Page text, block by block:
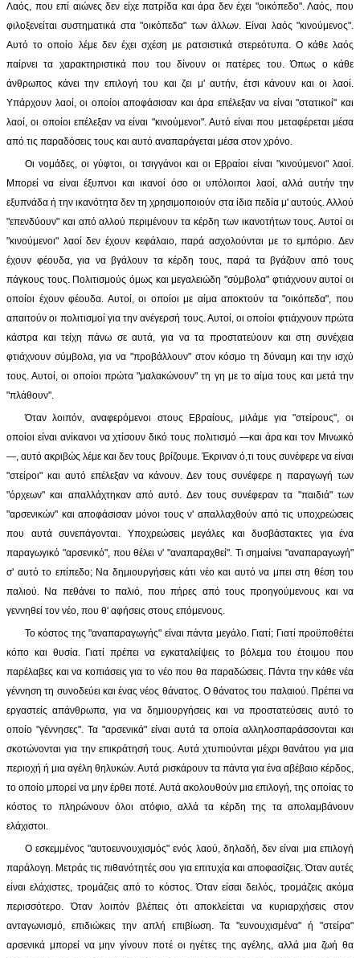
Λαός, που επί αιώνες δεν είχε πατρίδα και άρα δεν έχει "οικόπεδο". Λαός, που
φιλοξενείται συστηματικά στα "οικόπεδα" των άλλων. Είναι λαός "κινούμενος".
Αυτό το οποίο λέμε δεν έχει σχέση με ρατσιστικά στερεότυπα. Ο κάθε λαός
παίρνει τα χαρακτηριστικά που του δίνουν οι πατέρες του. Όπως ο κάθε
άνθρωπος κάνει την επιλογή του και ζει μ' αυτήν, έτσι κάνουν και οι λαοί.
Υπάρχουν λαοί, οι οποίοι αποφάσισαν και άρα επέλεξαν να είναι "στατικοί" και
λαοί, οι οποίοι επέλεξαν να είναι "κινούμενοι". Αυτό είναι που μεταφέρεται μέσα
από τις παραδόσεις τους και αυτό αναπαράγεται μέσα στον χρόνο.
Οι νομάδες, οι γύφτοι, οι τσιγγάνοι και οι Εβραίοι είναι "κινούμενοι" λαοί.
Μπορεί να είναι έξυπνοι και ικανοί όσο οι υπόλοιποι λαοί, αλλά αυτήν την
εξυπνάδα ή την ικανότητα δεν τη χρησιμοποιούν στα ίδια πεδία μ' αυτούς. Αλλού
"επενδύουν" και από αλλού περιμένουν τα κέρδη των ικανοτήτων τους. Αυτοί οι
"κινούμενοι" λαοί δεν έχουν κεφάλαιο, παρά ασχολούνται με το εμπόριο. Δεν
έχουν φέουδα, για να βγάλουν τα κέρδη τους, παρά τα βγάζουν από τους
πάγκους τους. Πολιτισμούς όμως και μεγαλειώδη "σύμβολα" φτιάχνουν αυτοί οι
οποίοι έχουν φέουδα. Αυτοί, οι οποίοι με αίμα αποκτούν τα "οικόπεδα", που
απαιτούν οι πολιτισμοί για την ανέγερσή τους. Αυτοί, οι οποίοι φτιάχνουν πρώτα
κάστρα και τείχη πάνω σε αυτά, για να τα προστατεύουν και στη συνέχεια
φτιάχνουν σύμβολα, για να "προβάλλουν" στον κόσμο τη δύναμη και την ισχύ
τους. Αυτοί, οι οποίοι πρώτα "μαλακώνουν" τη γη με το αίμα τους και μετά την
"πλάθουν".
Όταν λοιπόν, αναφερόμενοι στους Εβραίους, μιλάμε για "στείρους", οι
οποίοι είναι ανίκανοι να χτίσουν δικό τους πολιτισμό —και άρα και τον Μινωικό
—, αυτό ακριβώς λέμε και δεν τους βρίζουμε. Έκριναν ό,τι τους συνέφερε να είναι
"στείροι" και αυτό επέλεξαν να κάνουν. Δεν τους συνέφερε η παραγωγή των
"όρχεων" και απαλλάχτηκαν από αυτό. Δεν τους συνέφεραν τα "παιδιά" των
"αρσενικών" και αποφάσισαν μόνοι τους ν' απαλλαχθούν από τις υποχρεώσεις
που αυτά συνεπάγονται. Υποχρεώσεις μεγάλες και δυσβάστακτες για ένα
παραγωγικό "αρσενικό", που θέλει ν' "αναπαραχθεί". Τι σημαίνει "αναπαραγωγή"
σ' αυτό το επίπεδο; Να δημιουργήσεις κάτι νέο και αυτό να μπει στη θέση του
παλιού. Να πεθάνει το παλιό, που πήρες από τους προηγούμενους και να
γεννηθεί τον νέο, που θ' αφήσεις στους επόμενους.
Το κόστος της "αναπαραγωγής" είναι πάντα μεγάλο. Γιατί; Γιατί προϋποθέτει
κόπο και θυσία. Γιατί πρέπει να εγκαταλείψεις το βόλεμα του έτοιμου που
παρέλαβες και να κοπιάσεις για το νέο που θα παραδώσεις. Πάντα την κάθε νέα
γέννηση τη συνοδεύει και ένας νέος θάνατος. Ο θάνατος του παλαιού. Πρέπει να
εργαστείς απάνθρωπα, για να δημιουργήσεις και να προστατεύσεις αυτό το
οποίο "γέννησες". Τα "αρσενικά" είναι αυτά τα οποία αλληλοσπαράσσονται και
σκοτώνονται για την επικράτησή τους. Αυτά χτυπιούνται μέχρι θανάτου για μια
περιοχή ή μια αγέλη θηλυκών. Αυτά ρισκάρουν τα πάντα για ένα αβέβαιο κέρδος,
το οποίο μπορεί να μην έρθει ποτέ. Αυτά ακολουθούν μια επιλογή, της οποίας το
κόστος το πληρώνουν όλοι ατόφιο, αλλά τα κέρδη της τα απολαμβάνουν
ελάχιστοι.
Ο εσκεμμένος "αυτοευνουχισμός" ενός λαού, δηλαδή, δεν είναι μια επιλογή
παράλογη. Μετράς τις πιθανότητές σου για επιτυχία και αποφασίζεις. Όταν αυτές
είναι ελάχιστες, τρομάζεις από το κόστος. Όταν είσαι δειλός, τρομάζεις ακόμα
περισσότερο. Όταν λοιπόν βλέπεις ότι αποκλείεται να κυριαρχήσεις στον
ανταγωνισμό, επιδιώκεις την απλή επιβίωση. Τα "ευνουχισμένα" ή "στείρα"
αρσενικά μπορεί να μην γίνουν ποτέ οι ηγέτες της αγέλης, αλλά μια ζωή θα